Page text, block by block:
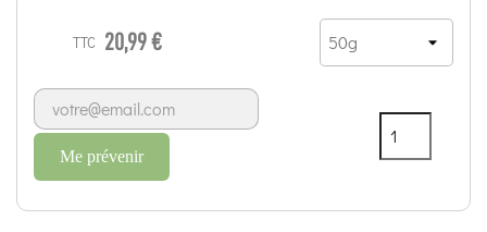
TTC 20,99 €
Me prévenir